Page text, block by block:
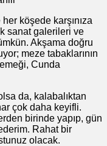
köşede karşınıza
sanat galerileri ve
Akşama doğru
meze tabaklarının
Cunda
da, kalabalıktan
çok daha keyifli.
birinde yapıp, gün
Rahat bir
olacak.